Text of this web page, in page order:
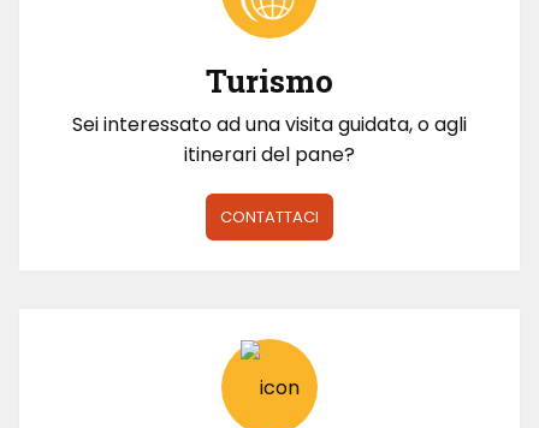
Turismo
Sei interessato ad una visita guidata, o agli
itinerari del pane?
CONTATTACI